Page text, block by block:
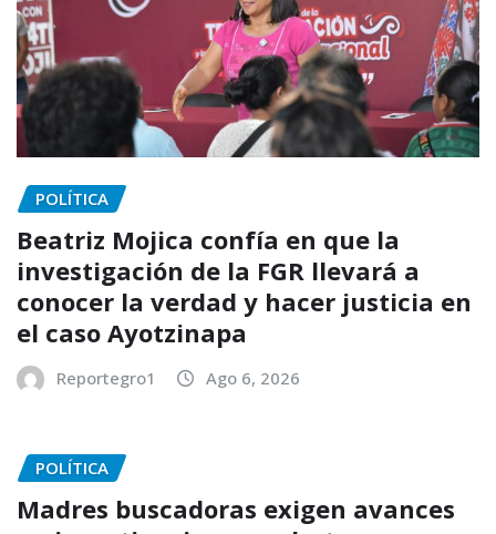
POLÍTICA
Beatriz Mojica confía en que la
investigación de la FGR llevará a
conocer la verdad y hacer justicia en
el caso Ayotzinapa
Reportegro1 Ago 6, 2026
POLÍTICA
Madres buscadoras exigen avances